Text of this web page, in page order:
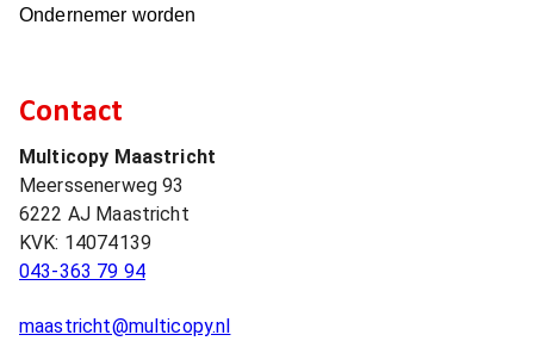
Ondernemer worden
Contact
Multicopy Maastricht
Meerssenerweg 93
6222 AJ Maastricht
KVK: 14074139
043-363 79 94
maastricht@multicopy.nl